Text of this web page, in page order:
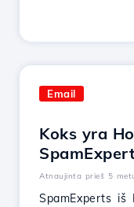
Email
Koks yra
Atnaujinta prieš 5
SpamExperts iš